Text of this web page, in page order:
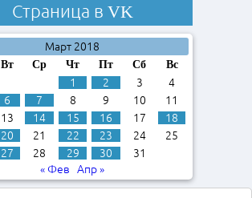
Страница в VK
Март 2018
Вт Ср Чт Пт Сб Вс
1 2 3
4
6 7 8 9 10
11
13 14 15 16 17
18
20 21 22 23 24
25
27 28 29 30
31
« Фев
Апр »